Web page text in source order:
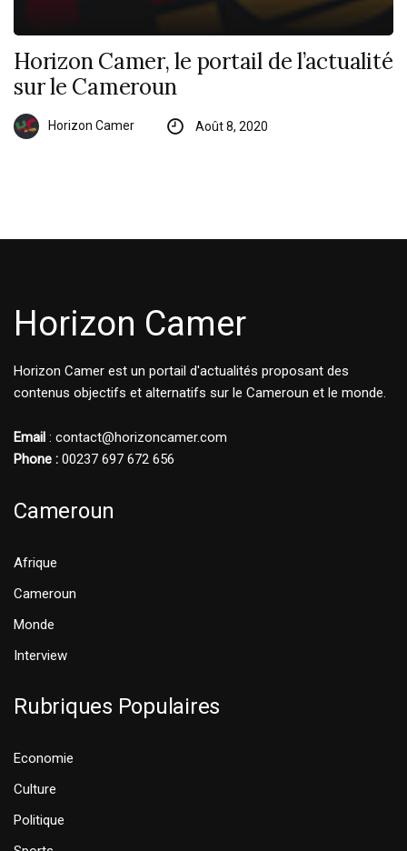
Horizon Camer, le portail de l’actualité
sur le Cameroun
Horizon Camer Août 8, 2020
Horizon Camer
Horizon Camer est un portail d'actualités proposant des
contenus objectifs et alternatifs sur le Cameroun et le monde.
Email : contact@horizoncamer.com
Phone : 00237 697 672 656
Cameroun
Afrique
Cameroun
Monde
Interview
Rubriques Populaires
Economie
Culture
Politique